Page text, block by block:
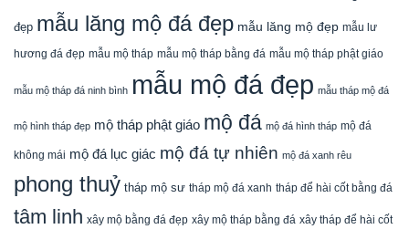
đẹp mẫu lăng mộ đá đẹp mẫu lăng mộ đẹp mẫu lư
hương đá đẹp mẫu mộ tháp mẫu mộ tháp bằng đá mẫu mộ tháp phật giáo
mẫu mộ tháp đá ninh bình mẫu mộ đá đẹp mẫu tháp mộ đá
mộ hình tháp đẹp mộ tháp phật giáo mộ đá mộ đá hình tháp mộ đá
không mái mộ đá lục giác mộ đá tự nhiên mộ đá xanh rêu
phong thuỷ tháp mộ sư tháp mộ đá xanh tháp để hài cốt bằng đá
tâm linh xây mộ bằng đá đẹp xây mộ tháp bằng đá xây tháp để hài cốt